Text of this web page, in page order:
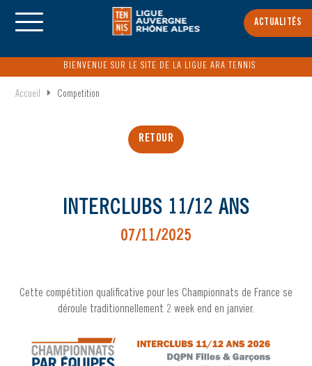
ACTUALITÉS
BIENVENUE SUR LE SITE DE LA LIGUE ARA TENNIS
Accueil Competition
RETOUR
INTERCLUBS 11/12 ANS
07/11/2025
Cette compétition qualificative pour les Championnats de France se
déroule traditionnellement 2 week end en janvier.